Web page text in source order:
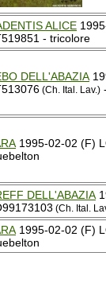
ALICE
- tricolore
DELL'ABAZIA
(Ch. Ital. Lav.)
1995-02-02 (F)
DELL'ABAZIA
(Ch. Ital.
1995-02-02 (F)